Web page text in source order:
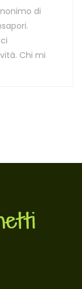
di
Chi mi